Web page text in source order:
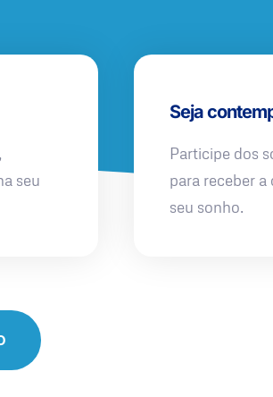
seu
Seja
Participe dos
para receber
seu sonho.